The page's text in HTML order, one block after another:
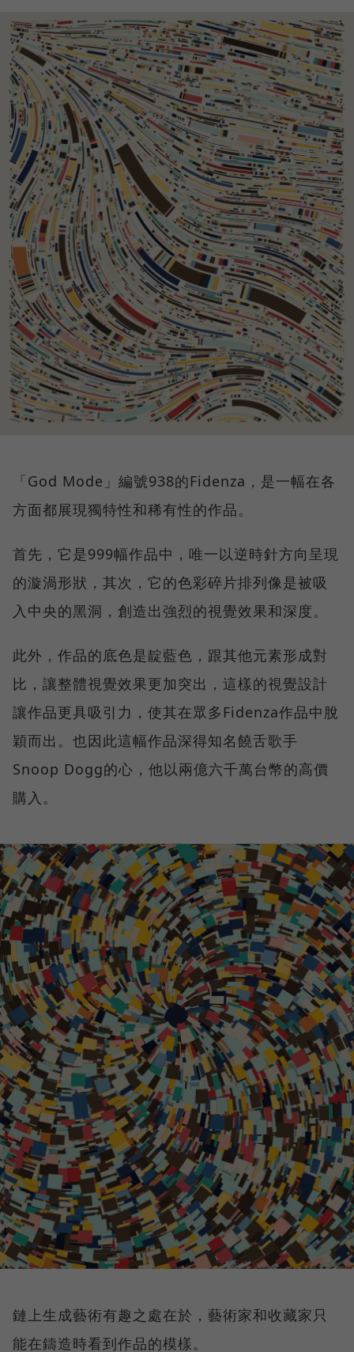
「God Mode」編號938的Fidenza，是一幅在各
方面都展現獨特性和稀有性的作品。
首先，它是999幅作品中，唯一以逆時針方向呈現
的漩渦形狀，其次，它的色彩碎片排列像是被吸
入中央的黑洞，創造出強烈的視覺效果和深度。
此外，作品的底色是靛藍色，跟其他元素形成對
比，讓整體視覺效果更加突出，這樣的視覺設計
讓作品更具吸引力，使其在眾多Fidenza作品中脫
穎而出。也因此這幅作品深得知名饒舌歌手
Snoop Dogg的心，他以兩億六千萬台幣的高價
購入。
鏈上生成藝術有趣之處在於，藝術家和收藏家只
能在鑄造時看到作品的模樣。